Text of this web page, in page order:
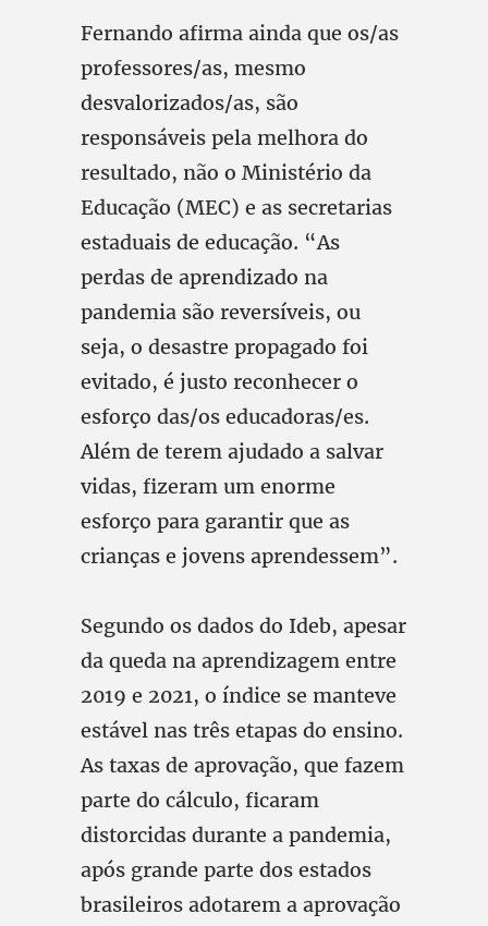
Fernando afirma ainda que os/as
professores/as, mesmo
desvalorizados/as, são
responsáveis pela melhora do
resultado, não o Ministério da
Educação (MEC) e as secretarias
estaduais de educação. “As
perdas de aprendizado na
pandemia são reversíveis, ou
seja, o desastre propagado foi
evitado, é justo reconhecer o
esforço das/os educadoras/es.
Além de terem ajudado a salvar
vidas, fizeram um enorme
esforço para garantir que as
crianças e jovens aprendessem”.
Segundo os dados do Ideb, apesar
da queda na aprendizagem entre
2019 e 2021, o índice se manteve
estável nas três etapas do ensino.
As taxas de aprovação, que fazem
parte do cálculo, ficaram
distorcidas durante a pandemia,
após grande parte dos estados
brasileiros adotarem a aprovação